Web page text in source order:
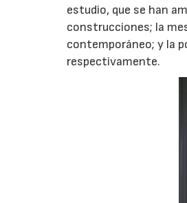
estudio, que se han
construcciones; la
contemporáneo; y la
respectivamente.